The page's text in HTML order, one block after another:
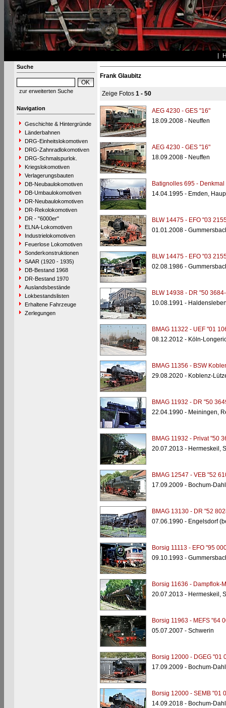
Suche
zur erweiterten Suche
Navigation
Geschichte & Hintergründe
Länderbahnen
DRG-Einheitslokomotiven
DRG-Zahnradlokomotiven
DRG-Schmalspurlok.
Kriegslokomotiven
Verlagerungsbauten
DB-Neubaulokomotiven
DB-Umbaulokomotiven
DR-Neubaulokomotiven
DR-Rekolokomotiven
DR - "6000er"
ELNA-Lokomotiven
Industrielokomotiven
Feuerlose Lokomotiven
Sonderkonstruktionen
SAAR (1920 - 1935)
DB-Bestand 1968
DR-Bestand 1970
Auslandsbestände
Lokbestandslisten
Erhaltene Fahrzeuge
Zerlegungen
Frank Glaubitz
Zeige Fotos 1 - 50
AEG 4230 - GES "16"
18.09.2008 - Neuffen
AEG 4230 - GES "16"
18.09.2008 - Neuffen
Batignolles 695 -
14.04.1995 - Emden,
BLW 14475 - EFO "03
01.01.2008 -
BLW 14475 - EFO "03
02.08.1986 -
BLW 14938 - DR "50
10.08.1991 -
BMAG 11322 - UEF "01
08.12.2012 - Köln-
BMAG 11356 - BSW
29.08.2020 - Koblenz-
BMAG 11932 - DR "50
22.04.1990 - Meiningen,
BMAG 11932 - Privat "50
20.07.2013 - Hermeskeil,
BMAG 12547 - VEB "52
17.09.2009 - Bochum-
BMAG 13130 - DR "52
07.06.1990 - Engelsdorf
Borsig 11113 - EFO "95
09.10.1993 -
Borsig 11636 - Dampflok-
20.07.2013 - Hermeskeil,
Borsig 11963 - MEFS "64
05.07.2007 - Schwerin
Borsig 12000 - DGEG "01
17.09.2009 - Bochum-
Borsig 12000 - SEMB "01
14.09.2018 - Bochum-